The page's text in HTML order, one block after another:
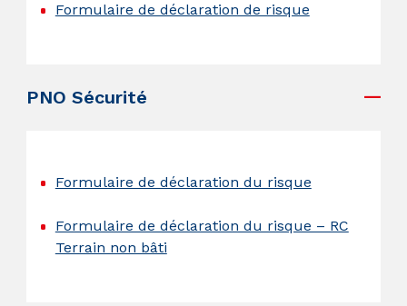
Formulaire de déclaration de risque
PNO Sécurité
Formulaire de déclaration du risque
Formulaire de déclaration du risque – RC
Terrain non bâti